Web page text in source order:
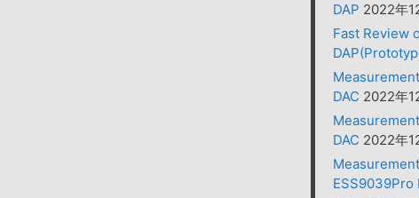
DAP 2022年
Fast Review
DAC 2022年
DAC 2022年
ESS9039Pro